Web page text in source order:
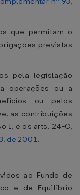
que permitam o
previstas
pela legislação
operações ou a
ou pelos
as contribuições
I, e os arts. 24-C,
de 2001.
ao Fundo de
e de Equilíbrio